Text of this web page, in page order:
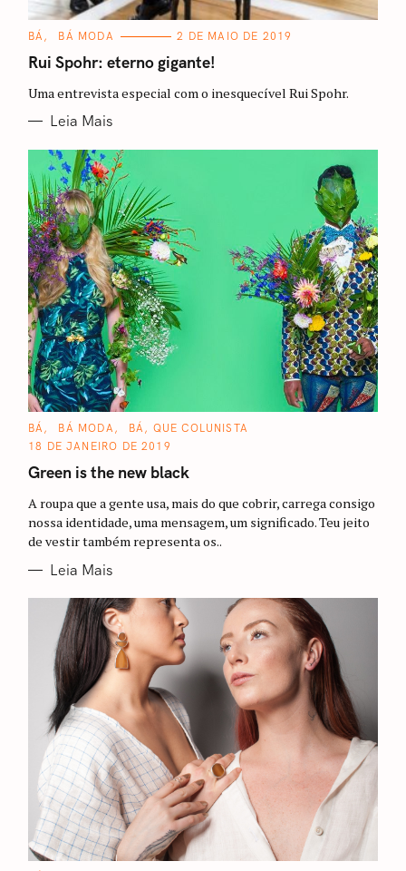
C
T
E
O
I
BÁ BÁ MODA 2 DE MAIO DE 2019
Rui Spohr: eterno gigante!
Uma entrevista especial com o inesquecível Rui Spohr.
Leia Mais
C
A
T
G
R
I
A
BÁ BÁ MODA
BÁ, QUE COLUNISTA
18 DE JANEIRO DE 2019
Green is the new black
A roupa que a gente usa, mais do que cobrir, carrega consigo
nossa identidade, uma mensagem, um significado. Teu jeito
de vestir também representa os..
Leia Mais